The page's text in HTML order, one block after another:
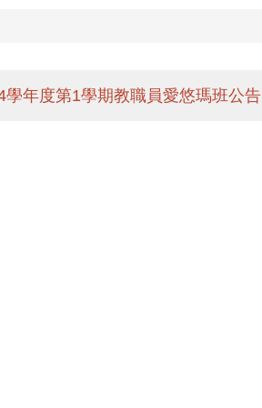
學年度第1學期教職員愛悠瑪班公告